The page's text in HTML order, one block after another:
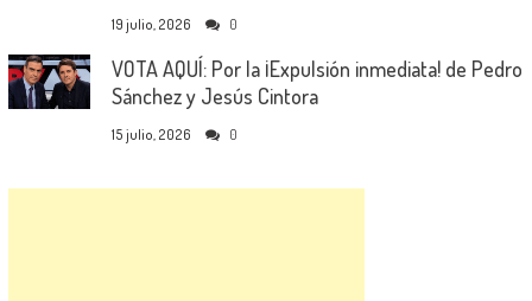
19 julio, 2026 0
VOTA AQUÍ: Por la ¡Expulsión inmediata! de Pedro
Sánchez y Jesús Cintora
15 julio, 2026 0